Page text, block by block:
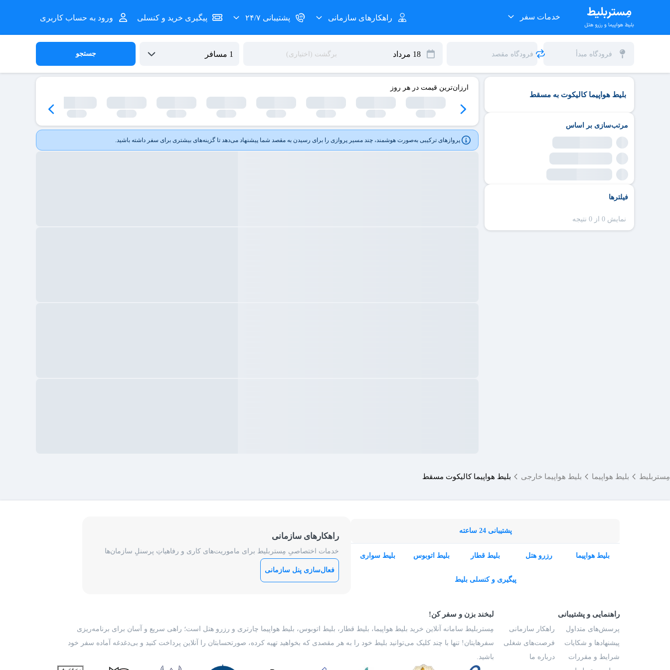
خدمات سفر راهکارهای سازمانی پشتیبانی ۲۴/۷ پیگیری خرید و کنسلی ورود به حساب کاربری
جستجو
بلیط هواپیما کالیکوت به مسقط
مرتب‌سازی بر اساس
فیلترها
نمایش 0 از 0 نتیجه
ارزان‌ترین قیمت در هر روز
پروازهای ترکیبی به‌صورت هوشمند، چند مسیر پروازی را برای رسیدن به مقصد شما پیشنهاد می‌دهد تا گزینه‌های بیشتری برای سفر داشته باشید.
مِستربلیط بلیط هواپیما بلیط هواپیما خارجی بلیط هواپیما کالیکوت مسقط
پشتیبانی 24 ساعته
بلیط هواپیما رزرو هتل بلیط قطار بلیط اتوبوس بلیط سواری
پیگیری و کنسلی بلیط
راهکارهای سازمانی
خدمات اختصاصیِ مِستربلیط برای ماموریت‌های کاری و رفاهیاتِ پرسنلِ سازمان‌ها
فعال‌سازی پنل سازمانی
راهنمایی و پشتیبانی
پرسش‌های متداول
پیشنهادها و شکایات
شرایط و مقررات
راهکار سازمانی
فرصت‌های شغلی
درباره ما
لبخند بزن و سفر کن!
مِستربلیط سامانه آنلاین خرید بلیط هواپیما، بلیط قطار، بلیط اتوبوس، بلیط هواپیما چارتری و رزرو هتل است؛ راهی سریع و آسان برای برنامه‌ریزی
سفرهایتان! تنها با چند کلیک می‌توانید بلیط خود را به هر مقصدی که بخواهید تهیه کرده، صورتحسابتان را آنلاین پرداخت کنید و بی‌دغدغه آماده سفر خود
باشید.